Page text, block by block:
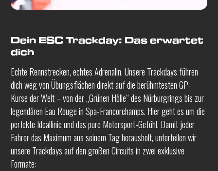
Dein ESC Trackday: Das erwartet
dich
Echte Rennstrecken, echtes Adrenalin. Unsere Trackdays führen
dich weg von Übungsflächen direkt auf die berühmtesten GP-
Kurse der Welt – von der „Grünen Hölle“ des Nürburgrings bis zur
legendären Eau Rouge in Spa-Francorchamps. Hier geht es um die
perfekte Ideallinie und das pure Motorsport-Gefühl. Damit jeder
Fahrer das Maximum aus seinem Tag herausholt, unterteilen wir
unsere Trackdays auf den großen Circuits in zwei exklusive
Formate: